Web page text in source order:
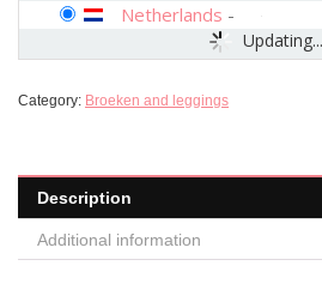
Updating...
Netherlands -
Category: Broeken and leggings
Description
Additional information